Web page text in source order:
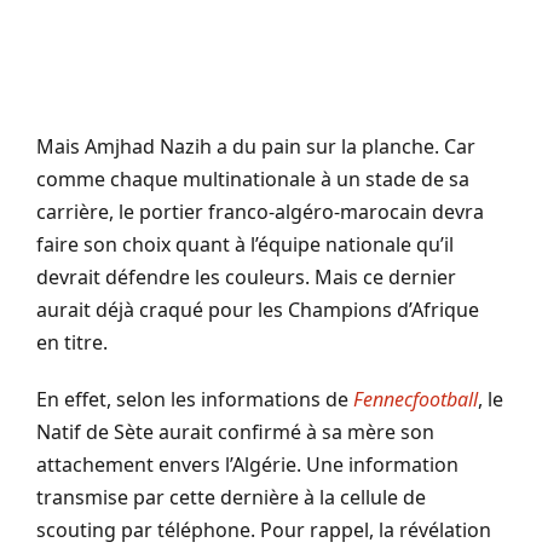
Mais Amjhad Nazih a du pain sur la planche. Car
comme chaque multinationale à un stade de sa
carrière, le portier franco-algéro-marocain devra
faire son choix quant à l’équipe nationale qu’il
devrait défendre les couleurs. Mais ce dernier
aurait déjà craqué pour les Champions d’Afrique
en titre.
En effet, selon les informations deFennecfootball, le
Natif de Sète aurait confirmé à sa mère son
attachement envers l’Algérie. Une information
transmise par cette dernière à la cellule de
scouting par téléphone. Pour rappel, la révélation